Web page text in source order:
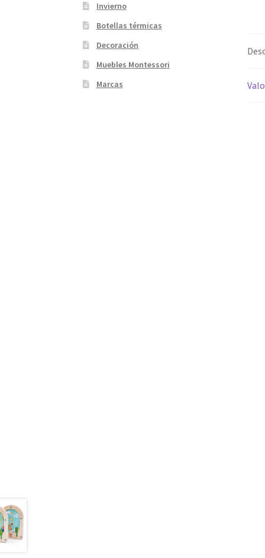
Invierno
Botellas térmicas
Decoración
Muebles Montessori
Marcas